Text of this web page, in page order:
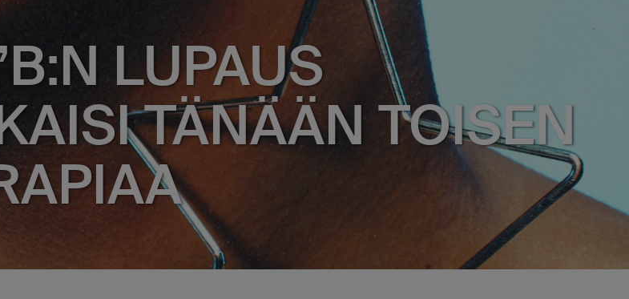
LUPAUS
TÄNÄÄN TOISEN